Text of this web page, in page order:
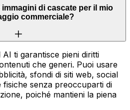
di cascate per il mio
commerciale?
ti garantisce pieni diritti
che generi. Puoi usare
sfondi di siti web, social
fisiche senza preoccuparti di
poiché mantieni la piena